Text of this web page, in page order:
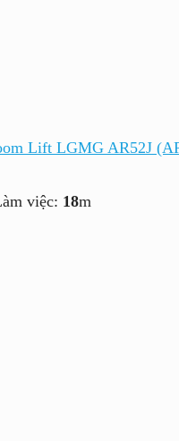
Lift LGMG AR52J
việc: 18m